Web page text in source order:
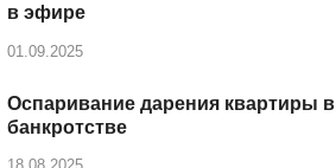
в эфире
01.09.2025
Оспаривание дарения квартиры в
банкротстве